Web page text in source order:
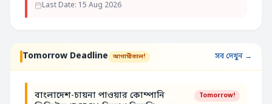
Last Date: 15 Aug 2026
Tomorrow Deadline আগামীকাল! সব দেখুন →
বাংলাদেশ-চায়না পাওয়ার কোম্পানি
Tomorrow!